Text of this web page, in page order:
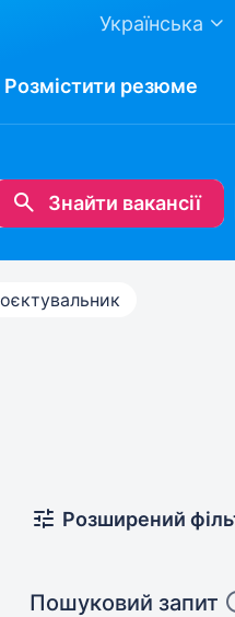
Українська
Розмістити резюме
Знайти вакансії
Розширений
Пошуковий запит